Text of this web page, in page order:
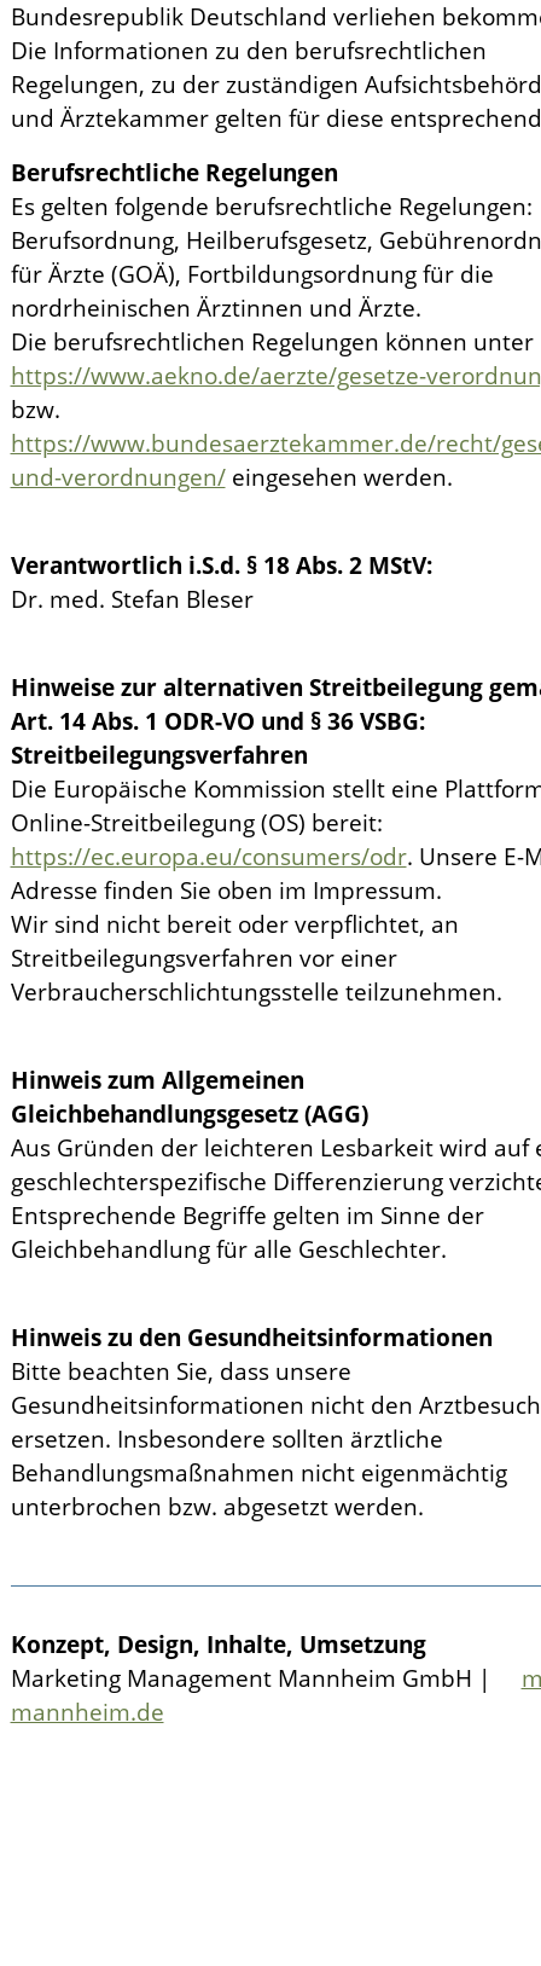
Bundesrepublik Deutschland verliehen
Die Informationen zu den berufsrechtlichen
Regelungen, zu der zuständigen
und Ärztekammer gelten für diese
Berufsrechtliche Regelungen
Es gelten folgende berufsrechtliche Regelungen:
Berufsordnung, Heilberufsgesetz,
für Ärzte (GOÄ), Fortbildungsordnung für die
nordrheinischen Ärztinnen und Ärzte.
Die berufsrechtlichen Regelungen können unter
https://www.aekno.de/aerzte/gesetze-
bzw.
https://www.bundesaerztekammer.de/recht/
und-verordnungen/eingesehen werden.
Verantwortlich i.S.d. § 18 Abs. 2 MStV:
Dr. med. Stefan Bleser
Hinweise zur alternativen Streitbeilegung
Art. 14 Abs. 1 ODR-VO und § 36 VSBG:
Streitbeilegungsverfahren
Die Europäische Kommission stellt eine
Online-Streitbeilegung (OS) bereit:
https://ec.europa.eu/consumers/odr. Unsere E-
Adresse finden Sie oben im Impressum.
Wir sind nicht bereit oder verpflichtet, an
Streitbeilegungsverfahren vor einer
Verbraucherschlichtungsstelle teilzunehmen.
Hinweis zum Allgemeinen
Gleichbehandlungsgesetz (AGG)
Aus Gründen der leichteren Lesbarkeit wird auf
geschlechterspezifische Differenzierung
Entsprechende Begriffe gelten im Sinne der
Gleichbehandlung für alle Geschlechter.
Hinweis zu den Gesundheitsinformationen
Bitte beachten Sie, dass unsere
Gesundheitsinformationen nicht den Arztbesuch
ersetzen. Insbesondere sollten ärztliche
Behandlungsmaßnahmen nicht eigenmächtig
unterbrochen bzw. abgesetzt werden.
Konzept, Design, Inhalte, Umsetzung
Marketing Management Mannheim GmbH |
mannheim.de